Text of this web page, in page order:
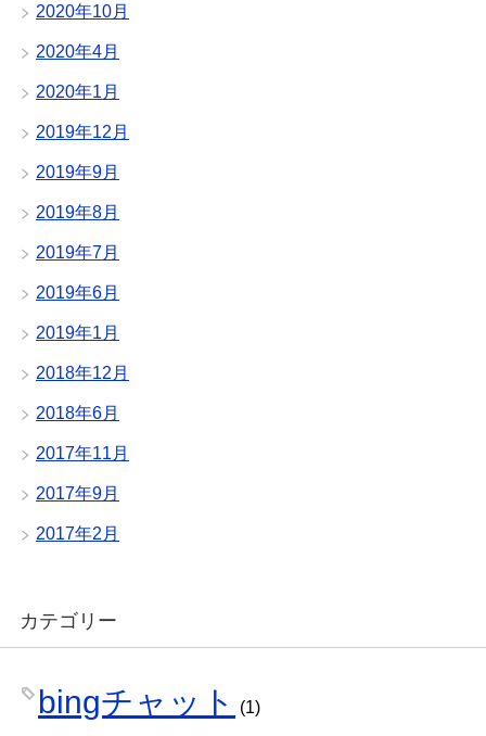
2020年10月
2020年4月
2020年1月
2019年12月
2019年9月
2019年8月
2019年7月
2019年6月
2019年1月
2018年12月
2018年6月
2017年11月
2017年9月
2017年2月
カテゴリー
bingチャット (1)